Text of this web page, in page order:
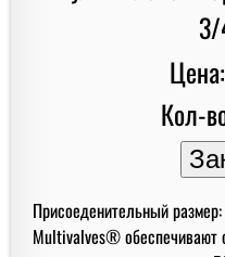
Кол-
Присоеденительный
Multivalves® обеспечивают